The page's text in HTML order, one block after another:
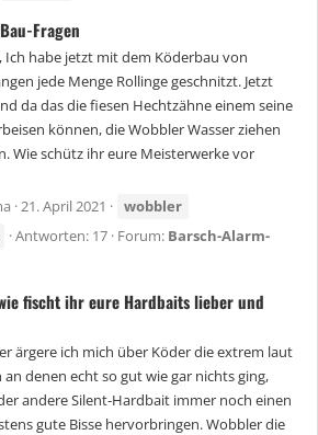
Fragen
Ich habe jetzt mit dem Köderbau von
jede Menge Rollinge geschnitzt. Jetzt
da das die fiesen Hechtzähne einem seine
können, die Wobbler Wasser ziehen
Wie schütz ihr eure Meisterwerke vor
21. April 2021
wobbler
Antworten: 17 Forum: Barsch-Alarm-
fischt ihr eure Hardbaits lieber und
ärgere ich mich über Köder die extrem laut
an denen echt so gut wie gar nichts ging,
andere Silent-Hardbait immer noch einen
gute Bisse hervorbringen. Wobbler die